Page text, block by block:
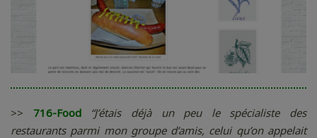
>> 716-Food
“J’étais déjà un peu le spécialiste des
restaurants parmi mon groupe d’amis, celui qu’on appelait